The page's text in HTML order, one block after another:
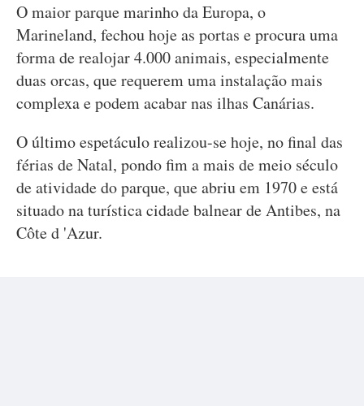
O maior parque marinho da Europa, o
Marineland, fechou hoje as portas e procura uma
forma de realojar 4.000 animais, especialmente
duas orcas, que requerem uma instalação mais
complexa e podem acabar nas ilhas Canárias.
O último espetáculo realizou-se hoje, no final das
férias de Natal, pondo fim a mais de meio século
de atividade do parque, que abriu em 1970 e está
situado na turística cidade balnear de Antibes, na
Côte d 'Azur.